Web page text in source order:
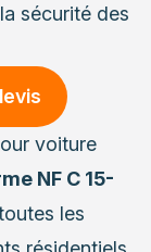
sécurité des
voiture
NF C 15-
les